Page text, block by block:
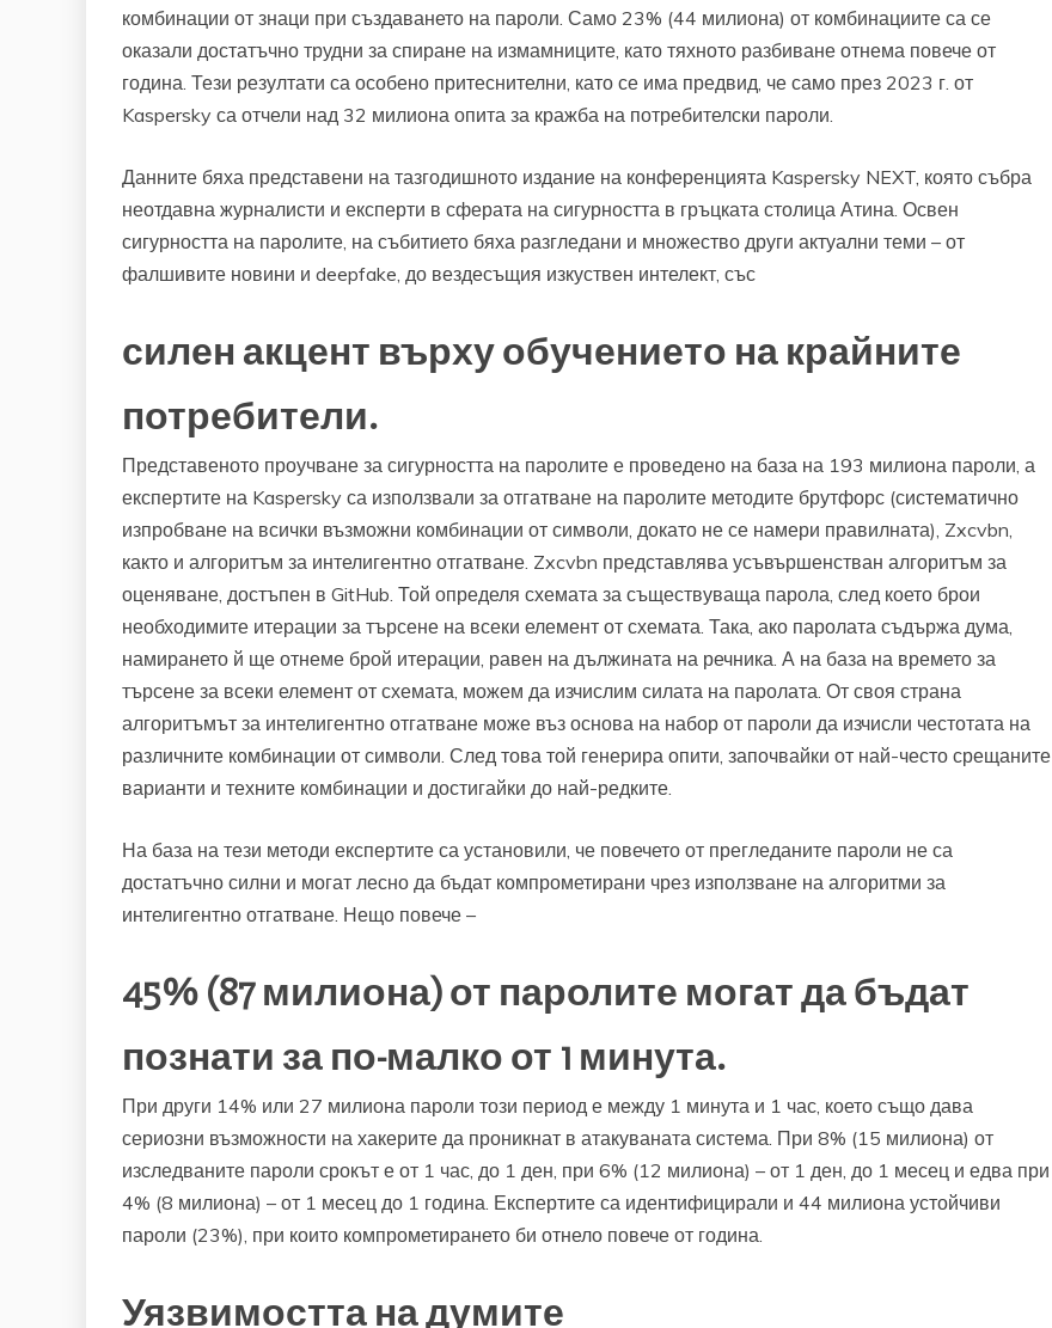
комбинации от знаци при създаването на пароли. Само 23% (44 милиона) от комбинациите са се
оказали достатъчно трудни за спиране на измамниците, като тяхното разбиване отнема повече от
година. Тези резултати са особено притеснителни, като се има предвид, че само през 2023 г. от
Kaspersky са отчели над 32 милиона опита за кражба на потребителски пароли.
Данните бяха представени на тазгодишното издание на конференцията Kaspersky NEXT, която събра
неотдавна журналисти и експерти в сферата на сигурността в гръцката столица Атина. Освен
сигурността на паролите, на събитието бяха разгледани и множество други актуални теми – от
фалшивите новини и deepfake, до вездесъщия изкуствен интелект, със
силен акцент върху обучението на крайните
потребители.
Представеното проучване за сигурността на паролите е проведено на база на 193 милиона пароли, а
експертите на Kaspersky са използвали за отгатване на паролите методите брутфорс (систематично
изпробване на всички възможни комбинации от символи, докато не се намери правилната), Zxcvbn,
както и алгоритъм за интелигентно отгатване. Zxcvbn представлява усъвършенстван алгоритъм за
оценяване, достъпен в GitHub. Той определя схемата за съществуваща парола, след което брои
необходимите итерации за търсене на всеки елемент от схемата. Така, ако паролата съдържа дума,
намирането й ще отнеме брой итерации, равен на дължината на речника. А на база на времето за
търсене за всеки елемент от схемата, можем да изчислим силата на паролата. От своя страна
алгоритъмът за интелигентно отгатване може въз основа на набор от пароли да изчисли честотата на
различните комбинации от символи. След това той генерира опити, започвайки от най-често срещаните
варианти и техните комбинации и достигайки до най-редките.
На база на тези методи експертите са установили, че повечето от прегледаните пароли не са
достатъчно силни и могат лесно да бъдат компрометирани чрез използване на алгоритми за
интелигентно отгатване. Нещо повече –
45% (87 милиона) от паролите могат да бъдат
познати за по-малко от 1 минута.
При други 14% или 27 милиона пароли този период е между 1 минута и 1 час, което също дава
сериозни възможности на хакерите да проникнат в атакуваната система. При 8% (15 милиона) от
изследваните пароли срокът е от 1 час, до 1 ден, при 6% (12 милиона) – от 1 ден, до 1 месец и едва при
4% (8 милиона) – от 1 месец до 1 година. Експертите са идентифицирали и 44 милиона устойчиви
пароли (23%), при които компрометирането би отнело повече от година.
Уязвимостта на думите